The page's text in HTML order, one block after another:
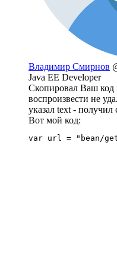
Владимир Смирнов
Java EE Developer
Скопировал Ваш код
воспроизвести не
указал text - получил
Вот мой код:
var url = "bean/